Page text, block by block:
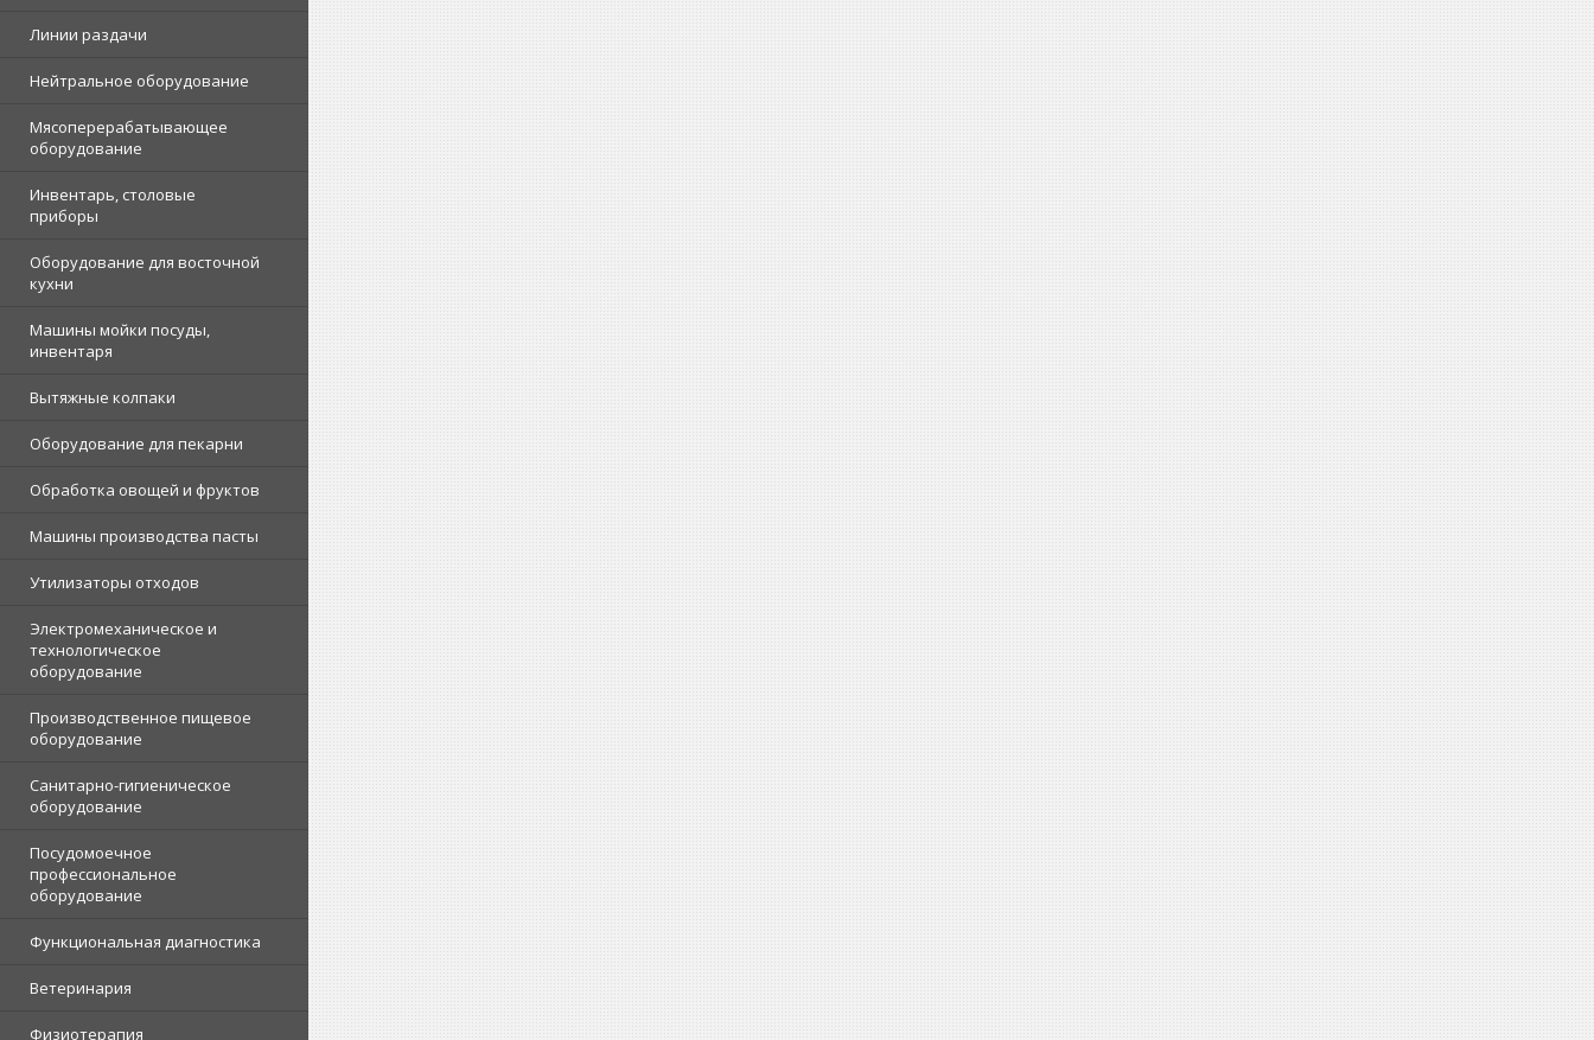
Линии раздачи
Нейтральное оборудование
Мясоперерабатывающее
оборудование
Инвентарь, столовые
приборы
Оборудование для восточной
кухни
Машины мойки посуды,
инвентаря
Вытяжные колпаки
Оборудование для пекарни
Обработка овощей и фруктов
Машины производства пасты
Утилизаторы отходов
Электромеханическое и
технологическое
оборудование
Производственное пищевое
оборудование
Санитарно-гигиеническое
оборудование
Посудомоечное
профессиональное
оборудование
Функциональная диагностика
Ветеринария
Физиотерапия